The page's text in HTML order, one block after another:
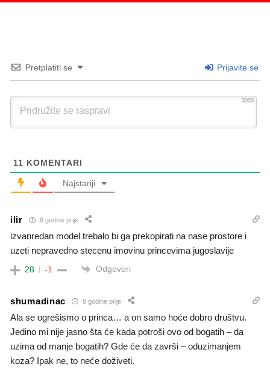
Pretplatiti se Prijavite se
3000
11 KOMENTARI
Najstariji
ilir 8 godine prije
izvanredan model trebalo bi ga prekopirati na nase prostore i
uzeti nepravedno stecenu imovinu princevima jugoslavije
28 -1 Odgovori
shumadinac 8 godine prije
Ala se ogrešismo o princa… a on samo hoće dobro društvu.
Jedino mi nije jasno šta će kada potroši ovo od bogatih – da
uzima od manje bogatih? Gde će da završi – oduzimanjem
koza? Ipak ne, to neće doživeti.